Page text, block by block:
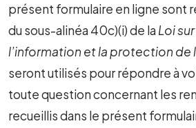
présent formulaire en ligne sont
du sous-alinéa 40c)(i) de laLoi
l’information et la protection de
seront utilisés pour répondre à
toute question concernant les
recueillis dans le présent